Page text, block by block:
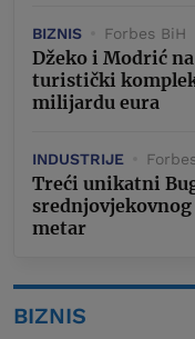
BIZNIS Forbes BiH
Džeko i Modrić
turistički
milijardu eura
INDUSTRIJE
Treći unikatni
metar
BIZNIS